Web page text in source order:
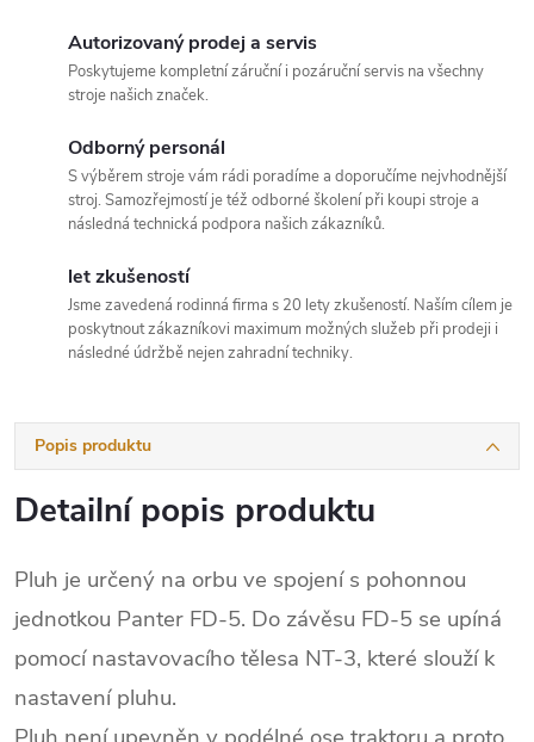
Autorizovaný prodej a servis
Poskytujeme kompletní záruční i pozáruční servis na všechny
stroje našich značek.
Odborný personál
S výběrem stroje vám rádi poradíme a doporučíme nejvhodnější
stroj. Samozřejmostí je též odborné školení při koupi stroje a
následná technická podpora našich zákazníků.
let zkušeností
Jsme zavedená rodinná firma s 20 lety zkušeností. Naším cílem je
poskytnout zákazníkovi maximum možných služeb při prodeji i
následné údržbě nejen zahradní techniky.
Popis produktu
Detailní popis produktu
Pluh je určený na orbu ve spojení s pohonnou
jednotkou Panter FD-5. Do závěsu FD-5 se upíná
pomocí nastavovacího tělesa NT-3, které slouží k
nastavení pluhu.